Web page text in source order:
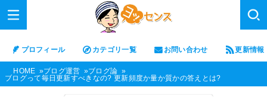
プロフィール カテゴリ一覧 お問い合わせ 更新情報
HOME ブログ運営
ブログ論
ブログって毎日更新すべきなの? 更新頻度か量か質かの答えとは?